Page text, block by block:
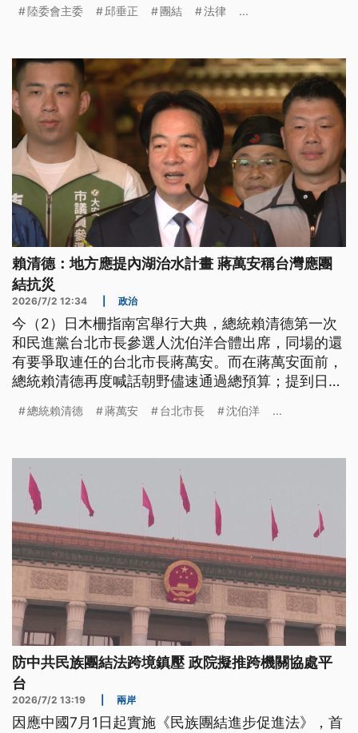
陸委會主委 邱垂正 團結 法律 ...
賴清德：地方應提內湖治水計畫 蔣萬安稱台灣應團
結抗災
2026/7/2 12:34 政治
今（2）日木柵指南宮舉行大典，總統賴清德第一次
和民進黨台北市長參選人沈伯洋合體出席，同場的還
有要爭取連任的台北市長蔣萬安。而在蔣萬安面前，
總統賴清德再度喊話朝野儘速通過總預算；提到日前
安隔空回擊，台灣不缺政治口水，應團結一致面對天
總統賴清德 蔣萬安 台北市長 沈伯洋 ...
防中共民族團結法跨境鎮壓 政院擬推跨機關協處平
台
2026/7/2 13:19 兩岸
因應中國7月1日起實施《民族團結進步促進法》，首